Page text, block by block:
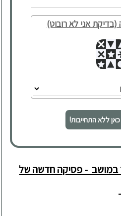
(בדיקת אני לא רובוט)
ללא התחייבות!
במושב - פסיקה חדשה של